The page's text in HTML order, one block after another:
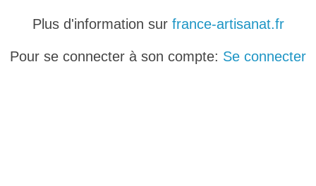
Plus d'information sur france-artisanat.fr
Pour se connecter à son compte: Se connecter